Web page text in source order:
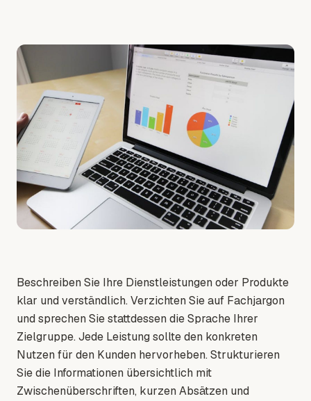
Beschreiben Sie Ihre Dienstleistungen oder Produkte
klar und verständlich. Verzichten Sie auf Fachjargon
und sprechen Sie stattdessen die Sprache Ihrer
Zielgruppe. Jede Leistung sollte den konkreten
Nutzen für den Kunden hervorheben. Strukturieren
Sie die Informationen übersichtlich mit
Zwischenüberschriften, kurzen Absätzen und